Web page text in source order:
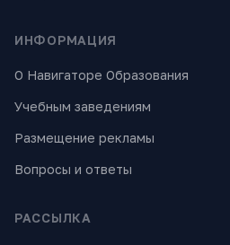
ИНФОРМАЦИЯ
О Навигаторе Образования
Учебным заведениям
Размещение рекламы
Вопросы и ответы
РАССЫЛКА